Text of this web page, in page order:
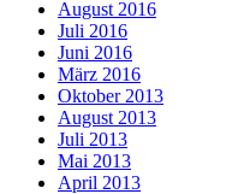
August 2016
Juli 2016
Juni 2016
März 2016
Oktober 2013
August 2013
Juli 2013
Mai 2013
April 2013